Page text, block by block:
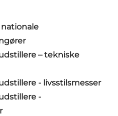
– tekniske
- livsstilsmesser
-